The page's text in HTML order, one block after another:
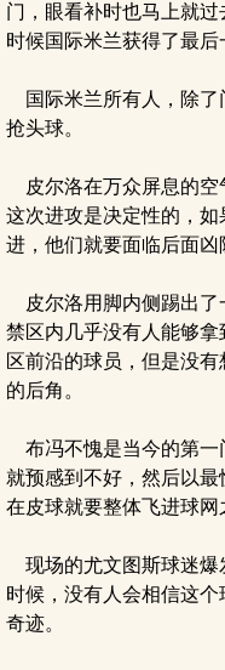
门，眼看补时也马上就
时候国际米兰获得了最后
国际米兰所有人，除了
抢头球。
皮尔洛在万众屏息的空
这次进攻是决定性的，
进，他们就要面临后面凶
皮尔洛用脚内侧踢出了
禁区内几乎没有人能够
区前沿的球员，但是没
的后角。
布冯不愧是当今的第一
就预感到不好，然后以
在皮球就要整体飞进球网
现场的尤文图斯球迷爆
时候，没有人会相信这
奇迹。